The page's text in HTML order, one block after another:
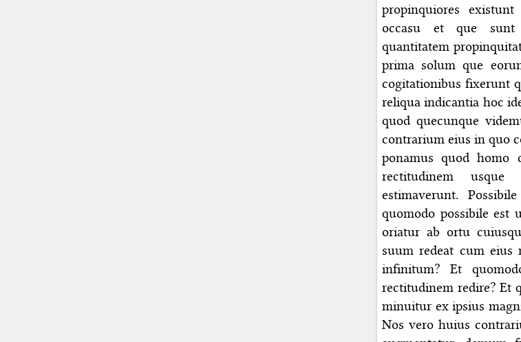
propinquiores
occasu et que sunt
quantitatem
prima solum que
cogitationibus fixerunt
reliqua indicantia hoc
quod quecunque
contrarium eius in quo
ponamus quod homo
rectitudinem
estimaverunt.
quomodo possibile est
oriatur ab ortu
suum redeat cum eius
infinitum? Et
rectitudinem redire? Et
minuitur ex ipsius
Nos vero huius